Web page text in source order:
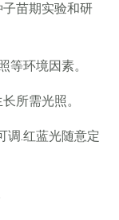
苗期实验和研
等环境因素。
所需光照。
调.红蓝光随意定